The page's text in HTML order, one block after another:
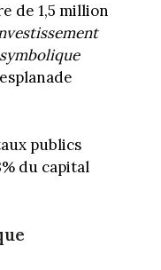
de 1,5 million
publics
du capital